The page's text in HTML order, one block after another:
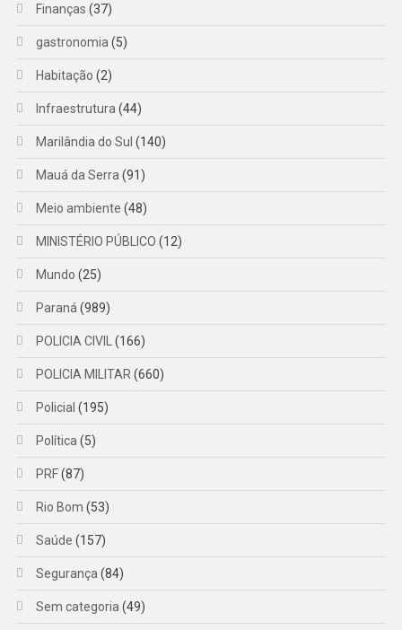
Finanças (37)
gastronomia (5)
Habitação (2)
Infraestrutura (44)
Marilândia do Sul (140)
Mauá da Serra (91)
Meio ambiente (48)
MINISTÉRIO PÚBLICO (12)
Mundo (25)
Paraná (989)
POLICIA CIVIL (166)
POLICIA MILITAR (660)
Policial (195)
Política (5)
PRF(87)
Rio Bom (53)
Saúde (157)
Segurança (84)
Sem categoria (49)